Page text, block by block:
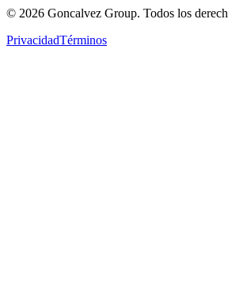
© 2026 Goncalvez Group. Todos los
PrivacidadTérminos